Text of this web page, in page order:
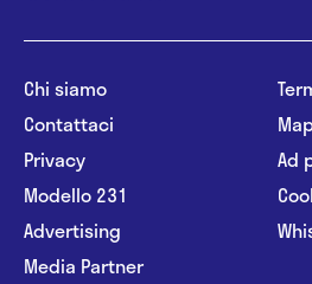
Chi siamo
Contattaci
Privacy
Modello 231
Advertising
Media Partner
Ad